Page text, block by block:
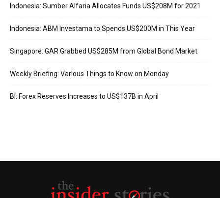
Indonesia: Sumber Alfaria Allocates Funds US$208M for 2021
Indonesia: ABM Investama to Spends US$200M in This Year
Singapore: GAR Grabbed US$285M from Global Bond Market
Weekly Briefing: Various Things to Know on Monday
BI: Forex Reserves Increases to US$137B in April